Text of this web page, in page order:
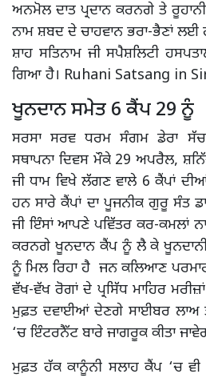
ਅਨਮੋਲ ਦਾਤ ਪ੍ਰਦਾਨ ਕਰਨਗੇ ਤੇ
ਨਾਮ ਸ਼ਬਦ ਦੇ ਚਾਹਵਾਨ ਭਰਾ-ਭੈਣਾਂ
ਸ਼ਾਹ ਸਤਿਨਾਮ ਜੀ ਸਪੈਸ਼ਲਿਟੀ
ਗਿਆ ਹੈ। Ruhani Satsang in
ਖੂਨਦਾਨ ਸਮੇਤ 6 ਕੈਂਪ 29 ਨੂੰ
ਸਰਸਾ ਸਰਵ ਧਰਮ ਸੰਗਮ ਡੇਰਾ
ਸਥਾਪਨਾ ਦਿਵਸ ਮੌਕੇ 29 ਅਪਰੈਲ,
ਜੀ ਧਾਮ ਵਿਖੇ ਲੱਗਣ ਵਾਲੇ 6 ਕੈਂਪਾਂ
ਹਨ ਸਾਰੇ ਕੈਂਪਾਂ ਦਾ ਪੂਜਨੀਕ ਗੁਰੂ ਸੰਤ
ਜੀ ਇੰਸਾਂ ਆਪਣੇ ਪਵਿੱਤਰ ਕਰ-ਕਮਲਾਂ
ਕਰਨਗੇ ਖੂਨਦਾਨ ਕੈਂਪ ਨੂੰ ਲੈ ਕੇ
ਨੂੰ ਮਿਲ ਰਿਹਾ ਹੈ ਜਨ ਕਲਿਆਣ
ਵੱਖ-ਵੱਖ ਰੋਗਾਂ ਦੇ ਪ੍ਰਸਿੱਧ ਮਾਹਿਰ
ਮੁਫ਼ਤ ਦਵਾਈਆਂ ਦੇਣਗੇ ਸਾਈਬਰ ਲਾਅ
‘ਚ ਇੰਟਰਨੈੱਟ ਬਾਰੇ ਜਾਗਰੂਕ ਕੀਤਾ
ਮੁਫ਼ਤ ਹੱਕ ਕਾਨੂੰਨੀ ਸਲਾਹ ਕੈਂਪ ‘ਚ ਵੀ